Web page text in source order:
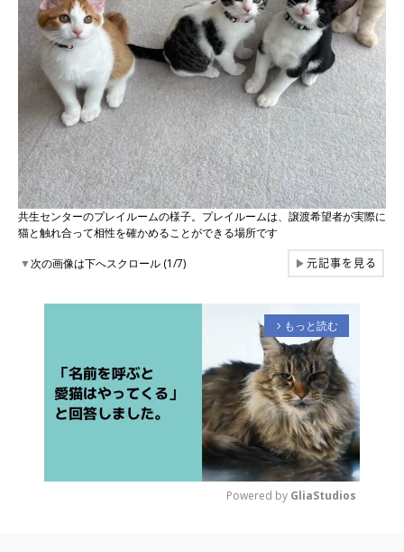
共生センターのプレイルームの様子。プレイルームは、譲渡希望者が実際に
猫と触れ合って相性を確かめることができる場所です
▼次の画像は下へスクロール (1/7) ▶元記事を見る
arrow_forward_ios もっと読む
Powered by GliaStudios